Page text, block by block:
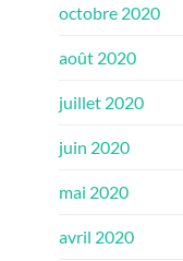
octobre 2020
août 2020
juillet 2020
juin 2020
mai 2020
avril 2020